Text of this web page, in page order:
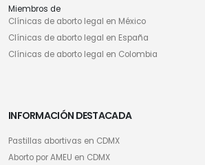
Miembros de
Clínicas de aborto legal en México
Clínicas de aborto legal en España
Clínicas de aborto legal en Colombia
INFORMACIÓN DESTACADA
Pastillas abortivas en CDMX
Aborto por AMEU en CDMX